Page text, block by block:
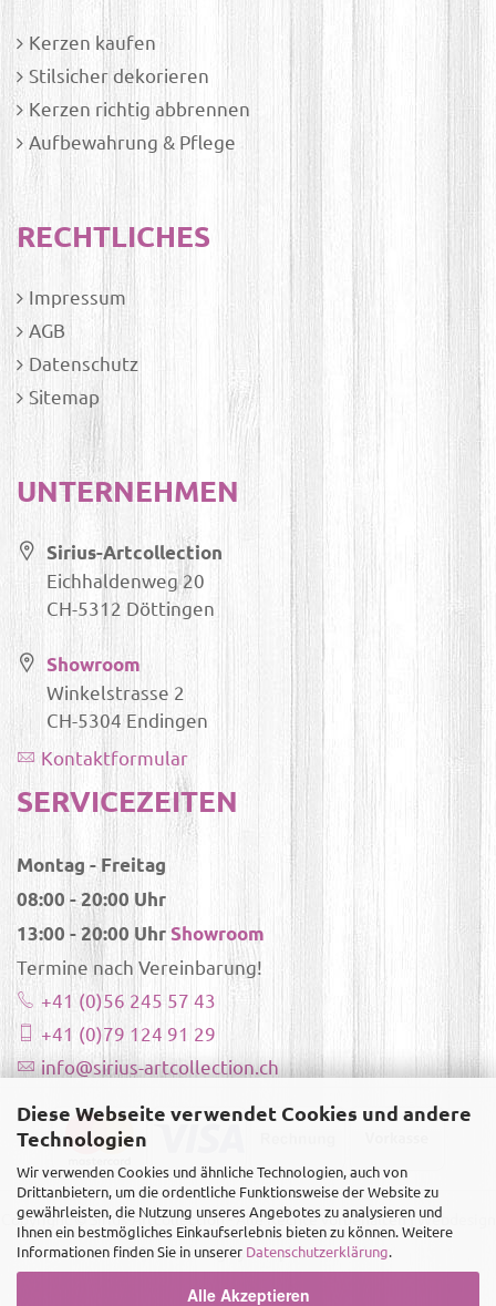
Diese Webseite verwendet Cookies und andere
Technologien
Wir verwenden Cookies und ähnliche Technologien, auch von
Drittanbietern, um die ordentliche Funktionsweise der Website zu
gewährleisten, die Nutzung unseres Angebotes zu analysieren und
Ihnen ein bestmögliches Einkaufserlebnis bieten zu können. Weitere
Informationen finden Sie in unserer Datenschutzerklärung.
Alle Akzeptieren
Kerzen kaufen
Stilsicher dekorieren
Kerzen richtig abbrennen
Aufbewahrung & Pflege
RECHTLICHES
Impressum
AGB
Datenschutz
Sitemap
UNTERNEHMEN
Sirius-Artcollection
Eichhaldenweg 20
CH-5312 Döttingen
Showroom
Winkelstrasse 2
CH-5304 Endingen
Kontaktformular
SERVICEZEITEN
Montag - Freitag
08:00 - 20:00 Uhr
13:00 - 20:00 UhrShowroom
Termine nach Vereinbarung!
+41 (0)56 245 57 43
+41 (0)79 124 91 29
info@sirius-artcollection.ch
Copyright ©Sirius-Artcollection- Alle Rechte vorbehalten | Webdesign
& Realisierung by Templatestore.ch